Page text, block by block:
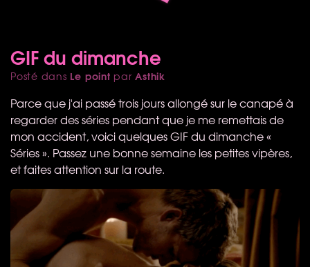
GIF du dimanche
Posté dans Le point parAsthik
Parce que j'ai passé trois jours allongé sur le canapé à
regarder des séries pendant que je me remettais de
mon accident, voici quelquesGIFdu dimanche «
Séries ». Passez une bonne semaine les petites vipères,
et faites attention sur la route.